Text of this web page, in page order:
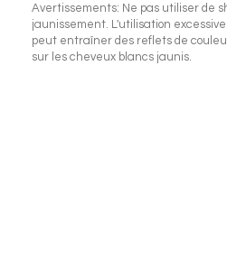
Avertissements: Ne pas utiliser de
jaunissement. L'utilisation
peut entraîner des reflets de
sur les cheveux blancs jaunis.